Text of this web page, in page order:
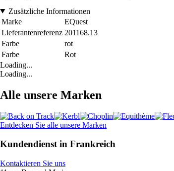
Zusätzliche Informationen
Marke
EQuest
Lieferantenreferenz 201168.13
Farbe
rot
Farbe
Rot
Loading...
Loading...
Alle unsere Marken
Entdecken Sie alle unsere Marken
Kundendienst in Frankreich
Kontaktieren Sie uns